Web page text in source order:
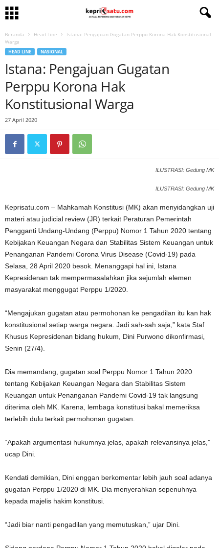
Beranda Head Line
Istana: Pengajuan Gugatan Perppu Korona Hak Konstitusional
Warga
HEAD LINE NASIONAL
Istana: Pengajuan Gugatan
Perppu Korona Hak
Konstitusional Warga
27 April 2020
ILUSTRASI: Gedung MK
ILUSTRASI: Gedung MK
Keprisatu.com – Mahkamah Konstitusi (MK) akan menyidangkan uji
materi atau judicial review (JR) terkait Peraturan Pemerintah
Pengganti Undang-Undang (Perppu) Nomor 1 Tahun 2020 tentang
Kebijakan Keuangan Negara dan Stabilitas Sistem Keuangan untuk
Penanganan Pandemi Corona Virus Disease (Covid-19) pada
Selasa, 28 April 2020 besok. Menanggapi hal ini, Istana
Kepresidenan tak mempermasalahkan jika sejumlah elemen
masyarakat menggugat Perppu 1/2020.
“Mengajukan gugatan atau permohonan ke pengadilan itu kan hak
konstitusional setiap warga negara. Jadi sah-sah saja,” kata Staf
Khusus Kepresidenan bidang hukum, Dini Purwono dikonfirmasi,
Senin (27/4).
Dia memandang, gugatan soal Perppu Nomor 1 Tahun 2020
tentang Kebijakan Keuangan Negara dan Stabilitas Sistem
Keuangan untuk Penanganan Pandemi Covid-19 tak langsung
diterima oleh MK. Karena, lembaga konstitusi bakal memeriksa
terlebih dulu terkait permohonan gugatan.
“Apakah argumentasi hukumnya jelas, apakah relevansinya jelas,”
ucap Dini.
Kendati demikian, Dini enggan berkomentar lebih jauh soal adanya
gugatan Perppu 1/2020 di MK. Dia menyerahkan sepenuhnya
kepada majelis hakim konstitusi.
“Jadi biar nanti pengadilan yang memutuskan,” ujar Dini.